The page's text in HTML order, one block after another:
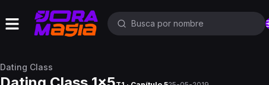
Dating Class